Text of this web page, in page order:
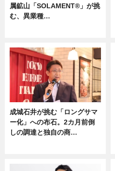
属鉱山「SOLAMENT®」が挑
む、異業種…
成城石井が挑む「ロングサマ
ー化」への布石。2カ月前倒
しの調達と独自の商…